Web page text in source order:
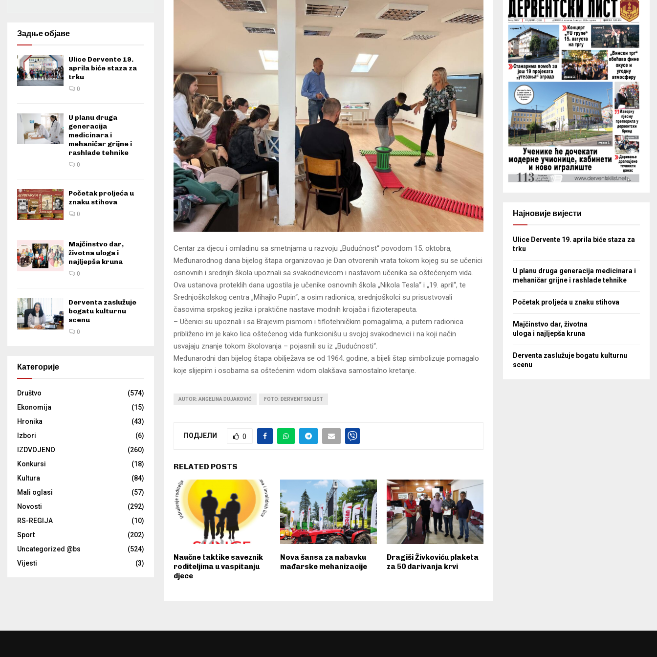
Centar za djecu i omladinu sa smetnjama u razvoju „Budućnost“ povodom 15. oktobra,
Međunarodnog dana bijelog štapa organizovao je Dan otvorenih vrata tokom kojeg su se učenici
osnovnih i srednjih škola upoznali sa svakodnevicom i nastavom učenika sa oštećenjem vida.
Ova ustanova proteklih dana ugostila je učenike osnovnih škola „Nikola Tesla“ i „19. april“, te
Srednjoškolskog centra „Mihajlo Pupin“, a osim radionica, srednjoškolci su prisustvovali
časovima srpskog jezika i praktične nastave modnih krojača i fizioterapeuta.
– Učenici su upoznali i sa Brajevim pismom i tiflotehničkim pomagalima, a putem radionica
približeno im je kako lica oštećenog vida funkcionišu u svojoj svakodnevici i na koji način
usvajaju znanje tokom školovanja – pojasnili su iz „Budućnosti“.
Međunarodni dan bijelog štapa obilježava se od 1964. godine, a bijeli štap simbolizuje pomagalo
koje slijepim i osobama sa oštećenim vidom olakšava samostalno kretanje.
AUTOR: ANGELINA DUJAKOVIĆ FOTO: DERVENTSKI LIST
ПОДЈЕЛИ 0
RELATED POSTS
Naučne taktike saveznik
roditeljima u vaspitanju
djece
Nova šansa za nabavku
mađarske mehanizacije
Dragiši Živkoviću plaketa
za 50 darivanja krvi
Задње објаве
Ulice Dervente 19.
aprila biće staza za
trku
0
U planu druga
generacija
medicinara i
mehaničar grijne i
rashlade tehnike
0
Početak proljeća u
znaku stihova
0
Majčinstvo dar,
životna uloga i
najljepša kruna
0
Derventa zaslužuje
bogatu kulturnu
scenu
0
Категорије
Društvo
(574)
Ekonomija
(15)
Hronika
(43)
Izbori
(6)
IZDVOJENO
(260)
Konkursi
(18)
Kultura
(84)
Mali oglasi
(57)
Novosti
(292)
RS-REGIJA
(10)
Sport
(202)
Uncategorized @bs
(524)
Vijesti
(3)
H
Најновије вијести
Ulice Dervente 19. aprila biće staza za
trku
U planu druga generacija medicinara i
mehaničar grijne i rashlade tehnike
Početak proljeća u znaku stihova
Majčinstvo dar, životna
uloga i najljepša kruna
Derventa zaslužuje bogatu kulturnu
scenu